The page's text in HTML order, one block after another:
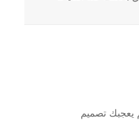
يعجبك تصميم